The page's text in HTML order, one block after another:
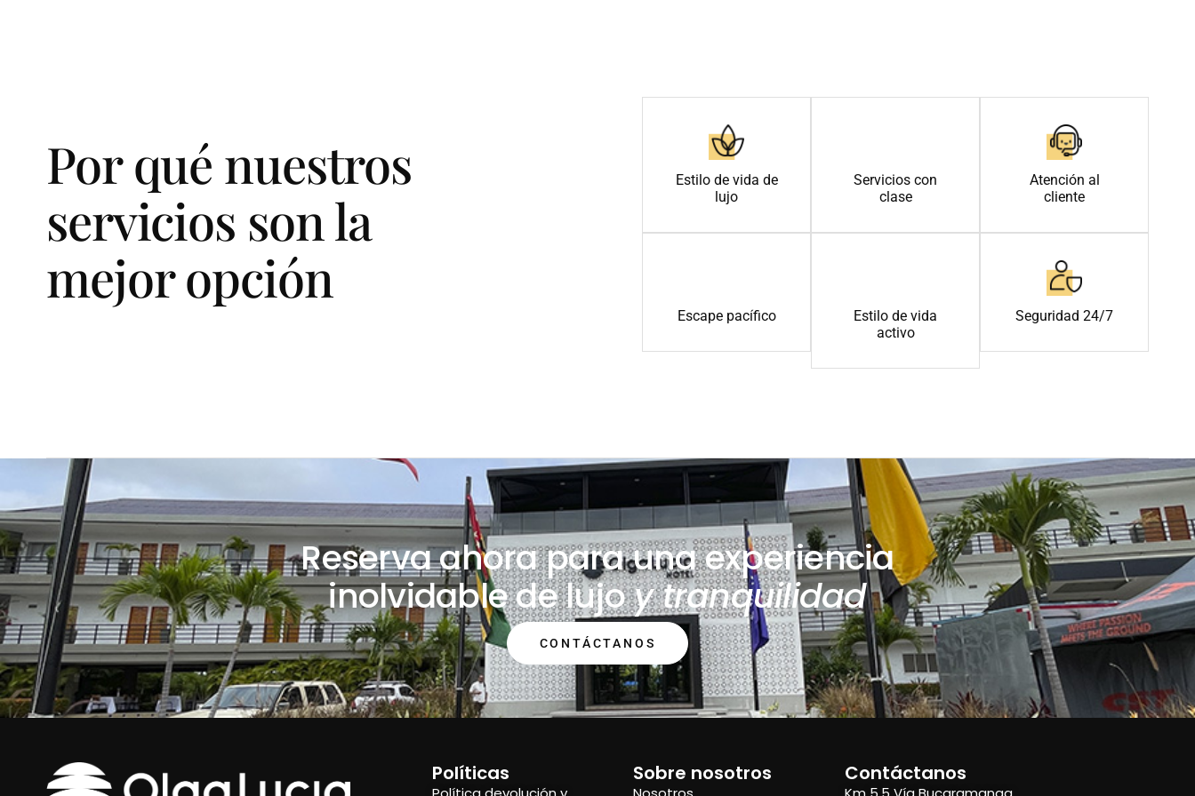
Por qué nuestros
servicios son la
mejor opción
Estilo de vida de
lujo
Servicios con
clase
Atención al
cliente
Escape pacífico
Estilo de vida
activo
Seguridad 24/7
Reserva ahora para una experiencia
inolvidable de lujoytranquilidad
CONTÁCTANOS
Políticas Sobre nosotros Contáctanos